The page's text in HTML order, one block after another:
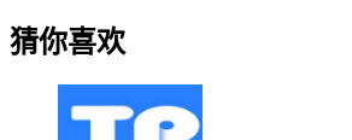
猜你喜欢